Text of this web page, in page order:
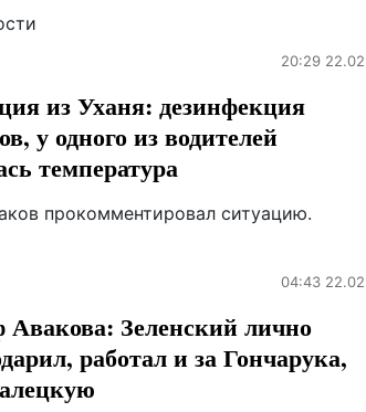
20:29 22.02
из Уханя: дезинфекция
у одного из водителей
температура
прокомментировал ситуацию.
04:43 22.02
Зеленский лично
работал и за Гончарука,